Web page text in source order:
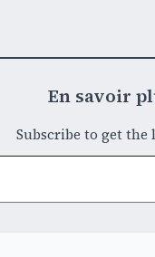
En savoir
Subscribe to get the